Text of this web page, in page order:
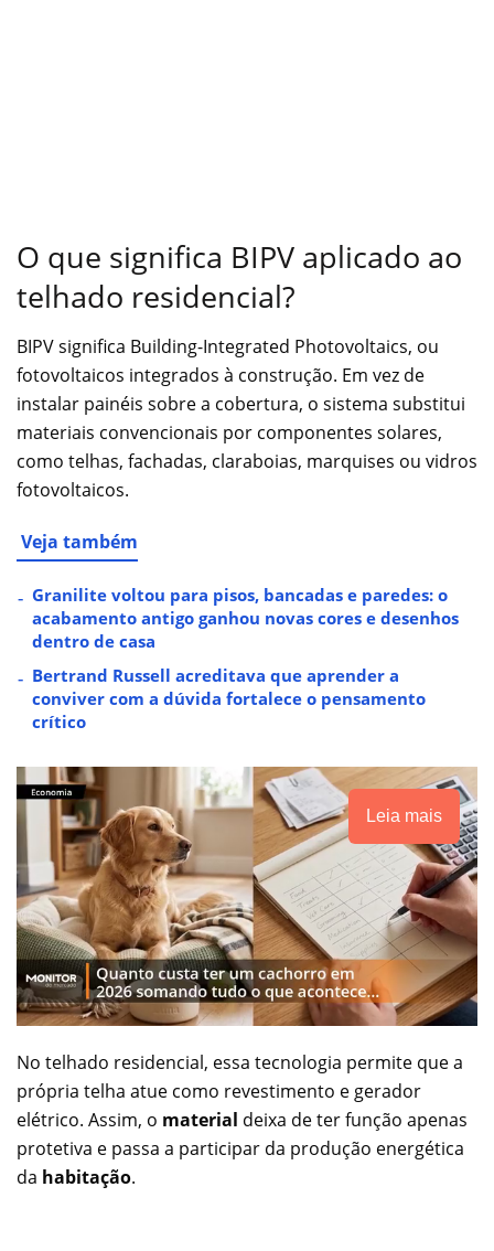
O que significa BIPV aplicado ao
telhado residencial?
BIPV significa Building-Integrated Photovoltaics, ou
fotovoltaicos integrados à construção. Em vez de
instalar painéis sobre a cobertura, o sistema substitui
materiais convencionais por componentes solares,
como telhas, fachadas, claraboias, marquises ou vidros
fotovoltaicos.
Veja também
Granilite voltou para pisos, bancadas e paredes: o
acabamento antigo ganhou novas cores e desenhos
dentro de casa
Bertrand Russell acreditava que aprender a
conviver com a dúvida fortalece o pensamento
crítico
Leia mais
No telhado residencial, essa tecnologia permite que a
própria telha atue como revestimento e gerador
elétrico. Assim, o material deixa de ter função apenas
protetiva e passa a participar da produção energética
da habitação.